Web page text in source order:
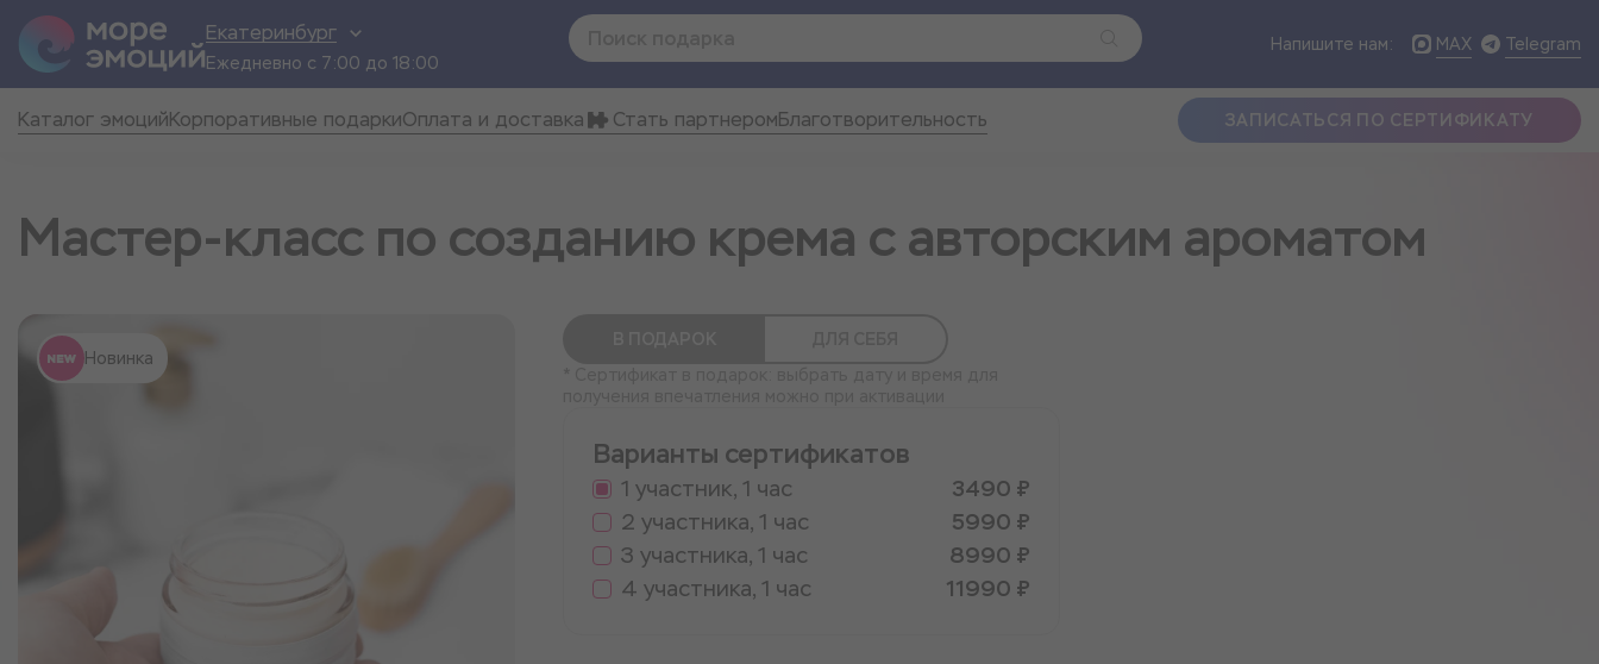
Екатеринбург
Ежедневно с 7:00 до 18:00
Напишите нам: MAX Telegram
Каталог эмоцийКорпоративные подаркиОплата и доставка Стать партнеромБлаготворительность ЗАПИСАТЬСЯ ПО СЕРТИФИКАТУ
Мастер-класс по созданию крема с авторским ароматом
Новинка
Варианты сертификатов
1 участник, 1 час
3490 ₽
2 участника, 1 час
5990 ₽
3 участника, 1 час
8990 ₽
4 участника, 1 час
11990 ₽